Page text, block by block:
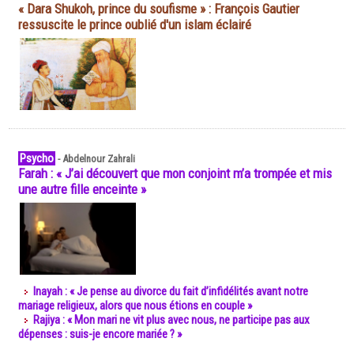
« Dara Shukoh, prince du soufisme » : François Gautier
ressuscite le prince oublié d'un islam éclairé
Psycho -Abdelnour Zahrali
Farah : « J’ai découvert que mon conjoint m’a trompée et mis
une autre fille enceinte »
Inayah : « Je pense au divorce du fait d’infidélités avant notre
mariage religieux, alors que nous étions en couple »
Rajiya : « Mon mari ne vit plus avec nous, ne participe pas aux
dépenses : suis-je encore mariée ? »